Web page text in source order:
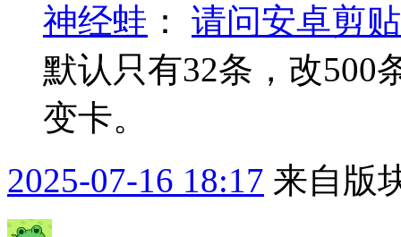
神经蛙 ： 请问安卓剪
默认只有32条，改500
变卡。
2025-07-16 18:17 来自版